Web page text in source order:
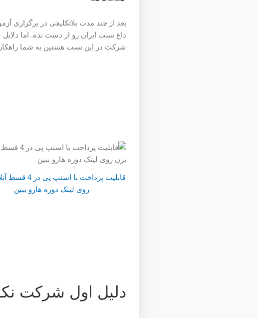
بعد از چند مدت بلاتکلیفی در برگزاری
داغ تست ایران رو از دست نده. اما
شرکت در این تست هستین به شما
قابلیت پرداخت با
روی لینک دوره هارو ببین
دلیل اول شرکت